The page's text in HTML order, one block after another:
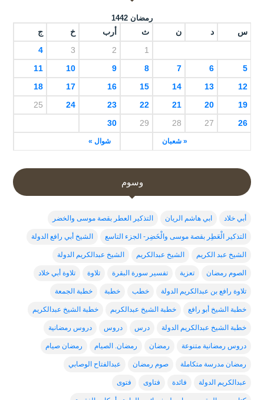
رمضان 1442
س د ن ث أرب خ ج
« شعبان شوال »
1
2
3
4
5
6
7
8
9
10
11
12
13
14
15
16
17
18
19
20
21
22
23
24
25
26
27
28
29
30
وسوم
أبي خلاد ابي هاشم الريان التذكير العطر بقصة موسى والخضر
التذكير الْعَطِر بقصة موسى والْخَضِر- الجزء التاسع الشيخ أبي رافع الدولة
الشيخ عبد الكريم الشيخ عبدالكريم الشيخ عبدالكريم الدولة
الصوم رمضان تعزية تفسير سورة البقرة تلاوة تلاوة أبي خلاد
تلاوة رافع بن عبدالكريم الدولة خطب خطبة خطبة الجمعة
خطبة الشيخ أبو رافع خطبة الشيخ عبدالكربم خطبة الشيخ عبدالكريم
خطبة الشيخ عبدالكريم الدولة درس دروس دروس رمضانية
دروس رمضانية متنوعة رمضان رمضان. الصيام رمضان صيام
رمضان مدرسة متكاملة صوم رمضان عبدالفتاح الوصابي
عبدالكريم الدولة فائدة فتاوى فتوى